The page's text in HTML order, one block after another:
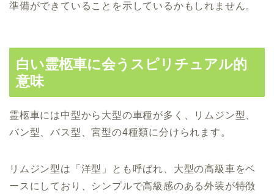
準備ができていることを示しているかもしれません。
白い霊柩車に会うスピリチュアル的
意味
霊柩車には中型から大型の車種が多く、リムジン型、
バン型、バス型、宮型の4種類に分けられます。
リムジン型は「洋型」とも呼ばれ、大型の高級車をベ
ースにしており、シンプルで高級感のある外装が特徴